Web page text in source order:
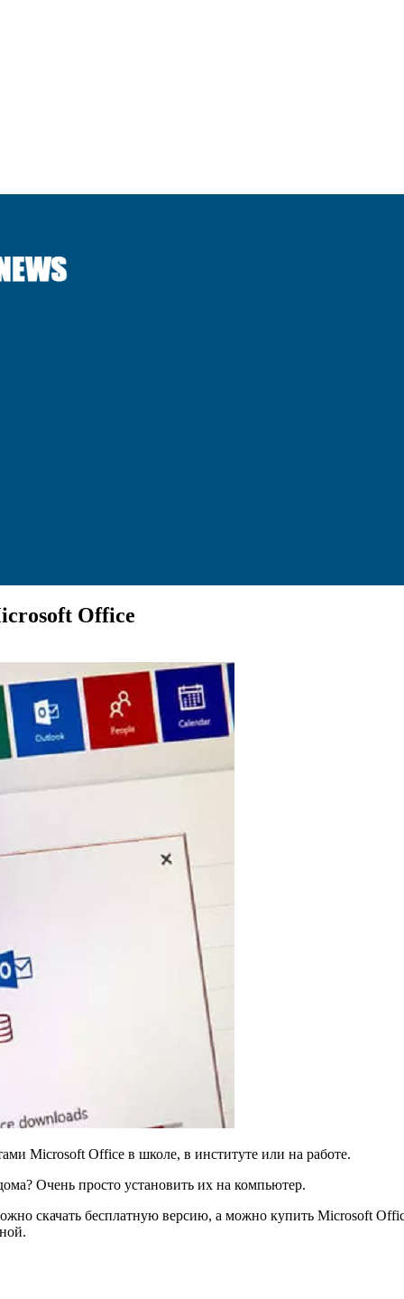
Officе
Microsoft Officе в школе, в институте или на работе.
Очень просто установить их на компьютер.
скачать бесплатную версию, а можно купить Microsoft